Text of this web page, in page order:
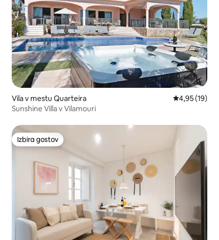
Vila v mestu Quarteira Povprečna
4,95 (19)
Sunshine Villa v Vilamouri
Izbira gostov
Izbira gostov